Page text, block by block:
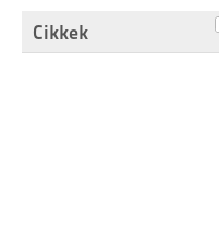
Cikkek